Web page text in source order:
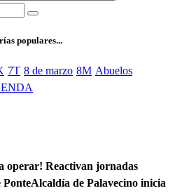
populares...
7T 8 de marzo 8M Abuelos
operar! Reactivan jornadas
PonteAlcaldía de Palavecino inicia